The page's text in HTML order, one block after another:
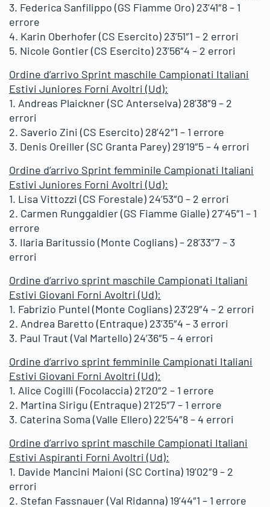
3. Federica Sanfilippo (GS Fiamme Oro) 23’41″8 – 1
errore
4. Karin Oberhofer (CS Esercito) 23’51″1 – 2 errori
5. Nicole Gontier (CS Esercito) 23’56″4 – 2 errori
Ordine d’arrivo Sprint maschile Campionati Italiani
Estivi Juniores Forni Avoltri (Ud):
1. Andreas Plaickner (SC Anterselva) 28’38″9 – 2
errori
2. Saverio Zini (CS Esercito) 28’42″1 – 1 errore
3. Denis Oreiller (SC Granta Parey) 29’19″5 – 4 errori
Ordine d’arrivo Sprint femminile Campionati Italiani
Estivi Juniores Forni Avoltri (Ud):
1. Lisa Vittozzi (CS Forestale) 24’53″0 – 2 errori
2. Carmen Runggaldier (GS Fiamme Gialle) 27’45″1 – 1
errore
3. Ilaria Baritussio (Monte Coglians) – 28’33″7 – 3
errori
Ordine d’arrivo sprint maschile Campionati Italiani
Estivi Giovani Forni Avoltri (Ud):
1. Fabrizio Puntel (Monte Coglians) 23’29″4 – 2 errori
2. Andrea Baretto (Entraque) 23’35″4 – 3 errori
3. Paul Traut (Val Martello) 24’36″5 – 4 errori
Ordine d’arrivo sprint femminile Campionati Italiani
Estivi Giovani Forni Avoltri (Ud):
1. Alice Cogilli (Focolaccia) 21’20″2 – 1 errore
2. Martina Sirigu (Entraque) 21’25″7 – 1 errore
3. Caterina Soma (Valle Ellero) 22’54″8 – 4 errori
Ordine d’arrivo sprint maschile Campionati Italiani
Estivi Aspiranti Forni Avoltri (Ud):
1. Davide Mancini Maioni (SC Cortina) 19’02″9 – 2
errori
2. Stefan Fassnauer (Val Ridanna) 19’44″1 – 1 errore